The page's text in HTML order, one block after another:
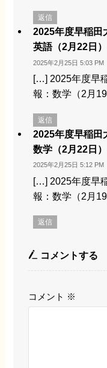
返信
2025年度早稲
英語（2月22日
2025年2月25日 5:03 PM
[…] 2025年度早
報：数学（2月
返信
2025年度早稲
数学（2月22日
2025年2月25日 5:12 PM
[…] 2025年度早
報：数学（2月
返信
コメントする
コメント ※